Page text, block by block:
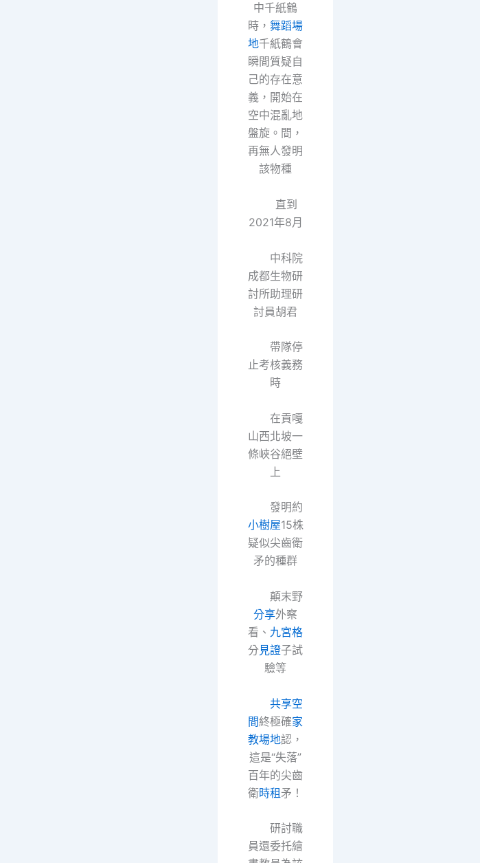
中千紙鶴
時， 舞蹈場
地千紙鶴會
瞬間質疑自
己的存在意
義，開始在
空中混亂地
盤旋。間，
再無人發明
該物種
直到
2021年8月
中科院
成都生物研
討所助理研
討員胡君
帶隊停
止考核義務
時
在貢嘎
山西北坡一
條峽谷絕壁
上
發明約
小樹屋15株
疑似尖齒衛
矛的種群
顛末野
分享外察
看、 九宮格
分見證子試
驗等
共享空
間終極確家
教場地認，
這是“失落”
百年的尖齒
衛時租矛！
研討職
員還委托繪